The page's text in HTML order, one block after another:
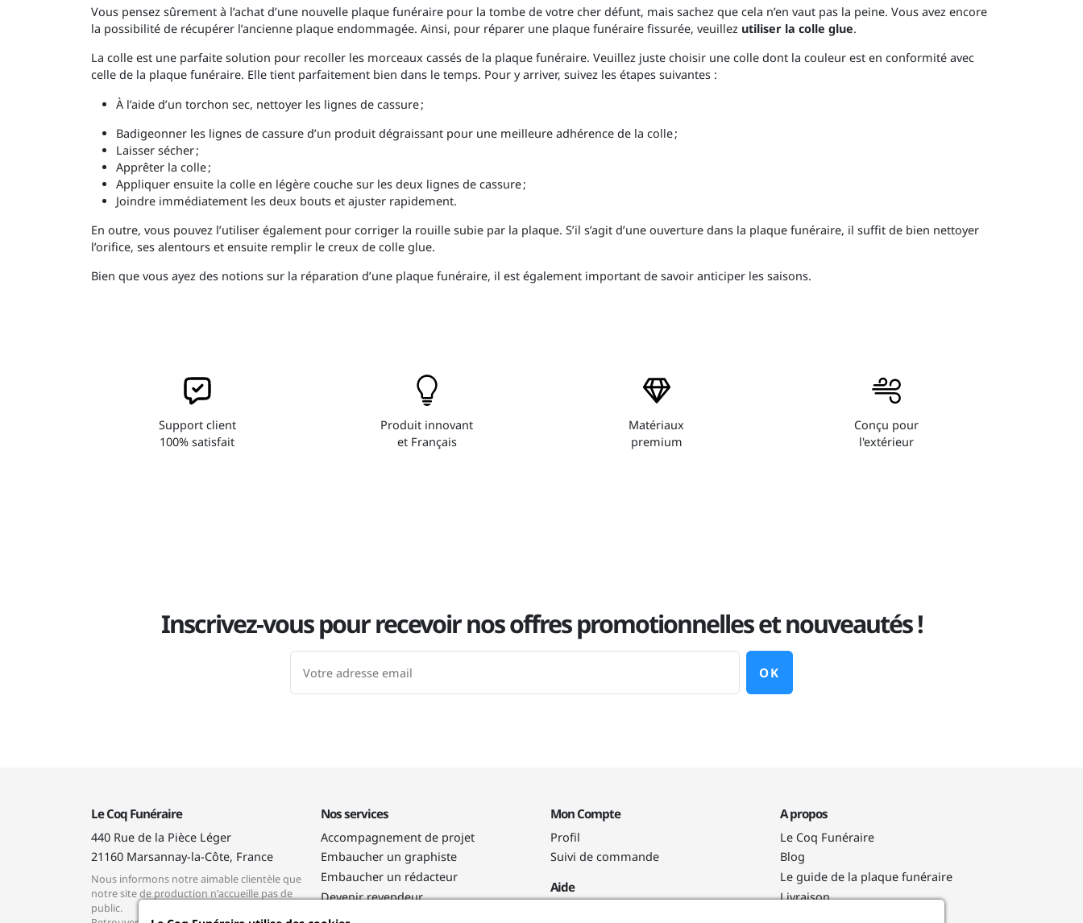
Vous pensez sûrement à l’achat d’une nouvelle plaque funéraire pour la tombe de votre cher défunt, mais sachez que cela n’en vaut pas la peine. Vous avez encore
la possibilité de récupérer l’ancienne plaque endommagée. Ainsi, pour réparer une plaque funéraire fissurée, veuillez utiliser la colle glue.
La colle est une parfaite solution pour recoller les morceaux cassés de la plaque funéraire. Veuillez juste choisir une colle dont la couleur est en conformité avec
celle de la plaque funéraire. Elle tient parfaitement bien dans le temps. Pour y arriver, suivez les étapes suivantes :
À l’aide d’un torchon sec, nettoyer les lignes de cassure ;
Badigeonner les lignes de cassure d’un produit dégraissant pour une meilleure adhérence de la colle ;
Laisser sécher ;
Apprêter la colle ;
Appliquer ensuite la colle en légère couche sur les deux lignes de cassure ;
Joindre immédiatement les deux bouts et ajuster rapidement.
En outre, vous pouvez l’utiliser également pour corriger la rouille subie par la plaque. S’il s’agit d’une ouverture dans la plaque funéraire, il suffit de bien nettoyer
l’orifice, ses alentours et ensuite remplir le creux de colle glue.
Bien que vous ayez des notions sur la réparation d’une plaque funéraire, il est également important de savoir anticiper les saisons.
Support client
100% satisfait
Produit innovant
et Français
Matériaux
premium
Conçu pour
l'extérieur
Inscrivez-vous pour recevoir nos offres promotionnelles et nouveautés !
OK
Le Coq Funéraire
440 Rue de la Pièce Léger
21160 Marsannay-la-Côte, France
Nous informons notre aimable clientèle que
notre site de production n'accueille pas de
public.
Nos services
Accompagnement de projet
Embaucher un graphiste
Embaucher un rédacteur
Devenir revendeur
Programme de fidélité
Mon Compte
Profil
Suivi de commande
Aide
A propos
Le Coq Funéraire
Blog
Le guide de la plaque funéraire
Livraison